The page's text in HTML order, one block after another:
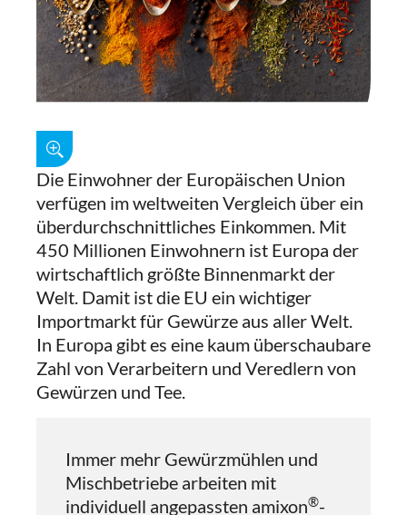
Die Einwohner der Europäischen Union
verfügen im weltweiten Vergleich über ein
überdurchschnittliches Einkommen. Mit
450 Millionen Einwohnern ist Europa der
wirtschaftlich größte Binnenmarkt der
Welt. Damit ist die EU ein wichtiger
Importmarkt für Gewürze aus aller Welt.
In Europa gibt es eine kaum überschaubare
Zahl von Verarbeitern und Veredlern von
Gewürzen und Tee.
Immer mehr Gewürzmühlen und
Mischbetriebe arbeiten mit
individuell angepassten amixon®-